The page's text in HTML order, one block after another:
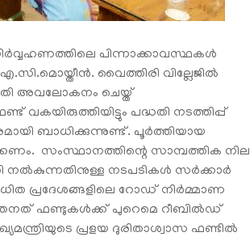
പിന്നാക്കാവസ്ഥകള്‍
വൈത്തിരി വില്ലേജില്‍
അവലോകനം ചെയ്ത്
വകയിരുത്തിയിട്ടും പദ്ധതി നടത്തിപ്പ്
ബാധിക്കുന്നുണ്ട്. പൂര്‍ത്തിയായ
സംസ്ഥാനത്തിന്റെ സാമ്പത്തിക നില
നല്‍കുന്നതിനുള്ള നടപടികള്‍ സര്‍ക്കാര്‍
പ്രദേശങ്ങളിലെ റോഡ് നിര്‍മ്മാണ
തനത് ഫണ്ടുകള്‍ക്ക് പുറെമെ റീബില്‍ഡ്
പ്രളയ ദുരിതാശ്വാസ ഫണ്ടില്‍